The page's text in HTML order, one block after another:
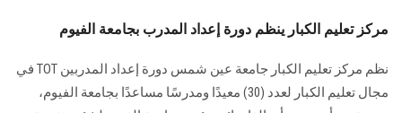
مركز تعليم الكبار ينظم دورة إعداد المدرب بجامعة الفيوم
نظم مركز تعليم الكبار جامعة عين شمس دورة إعداد المدربين TOT في
مجال تعليم الكبار لعدد (30) معيدًا ومدرسًا مساعدًا بجامعة الفيوم،